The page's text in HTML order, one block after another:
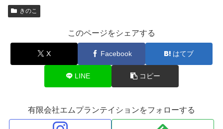
きのこ
このページをシェアする
X Facebook はてブ
LINE コピー
有限会社エムプランテイションをフォローする